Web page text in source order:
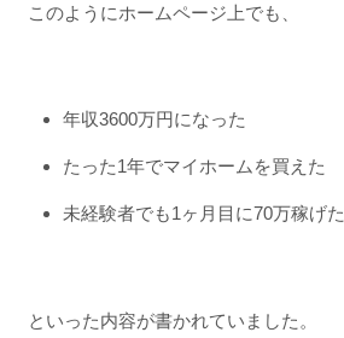
このようにホームページ上でも、
年収3600万円になった
たった1年でマイホームを買えた
未経験者でも1ヶ月目に70万稼げた
といった内容が書かれていました。